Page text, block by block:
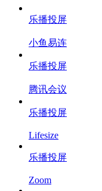
乐播投屏
小鱼易连
乐播投屏
腾讯会议
乐播投屏
Lifesize
乐播投屏
Zoom